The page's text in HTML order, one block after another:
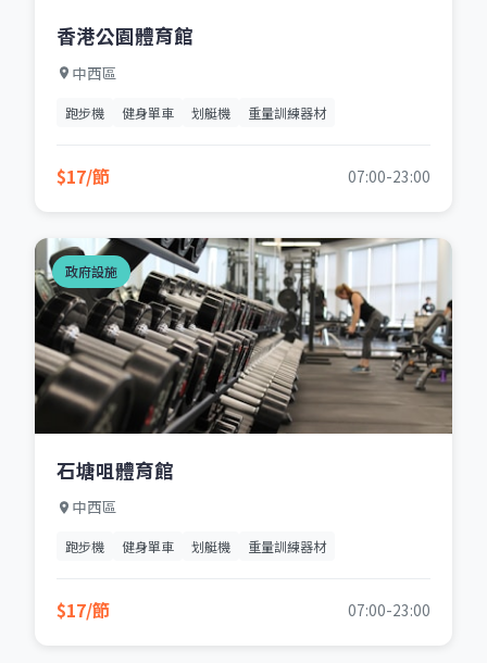
香港公園體育館
中西區
跑步機 健身單車 划艇機 重量訓練器材
$17/節 07:00-23:00
政府設施
石塘咀體育館
中西區
跑步機 健身單車 划艇機 重量訓練器材
$17/節 07:00-23:00